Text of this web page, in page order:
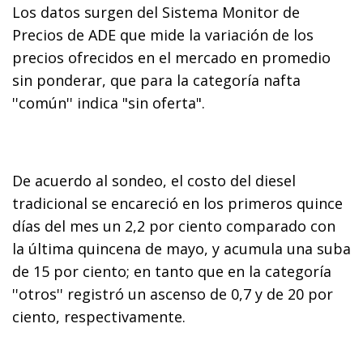
Los datos surgen del Sistema Monitor de
Precios de ADE que mide la variación de los
precios ofrecidos en el mercado en promedio
sin ponderar, que para la categoría nafta
''común'' indica "sin oferta".
De acuerdo al sondeo, el costo del diesel
tradicional se encareció en los primeros quince
días del mes un 2,2 por ciento comparado con
la última quincena de mayo, y acumula una suba
de 15 por ciento; en tanto que en la categoría
''otros'' registró un ascenso de 0,7 y de 20 por
ciento, respectivamente.